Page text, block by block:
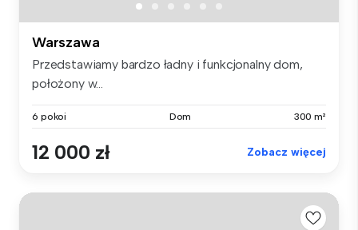
Warszawa
Przedstawiamy bardzo ładny i funkcjonalny dom,
położony w...
6 pokoi Dom 300 m²
12 000 zł Zobacz więcej